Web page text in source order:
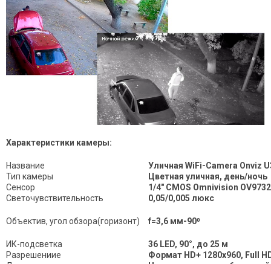
Характеристики камеры:
Название
Уличная WiFi-Camera Onviz
Тип камеры
Цветная уличная, день/ночь
Сенсор
1/4" CMOS Omnivision
Светочувствительность
0,05/0,005 люкс
Объектив, угол обзора(горизонт) f=3,6 мм-90⁰
ИК-подсветка
36 LED, 90°, до 25 м
Разрешениие
Формат HD+ 1280х960, Full